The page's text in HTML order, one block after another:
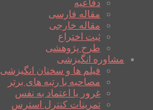
دفاعیه
مقاله فارسی
مقاله خارجی
ثبت اختراع
طرح پژوهشی
مشاوره انگیزشی
فیلم ها و سخنان انگیزشی
مصاحبه با رتبه های برتر
غرور یا اعتماد به نفس
تمرینات کنترل استرس